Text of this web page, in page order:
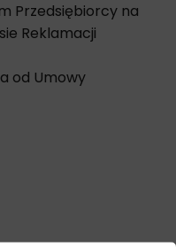
Przedsiębiorcy na
Reklamacji
od Umowy